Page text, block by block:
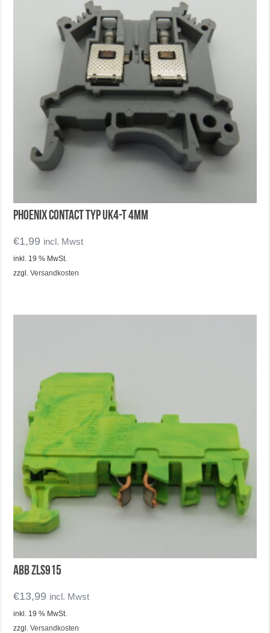
Phoenix Contact Typ UK4-T 4mm
€1,99 incl. Mwst
inkl. 19 % MwSt.
zzgl.Versandkosten
ABB ZLS915
€13,99 incl. Mwst
inkl. 19 % MwSt.
zzgl.Versandkosten